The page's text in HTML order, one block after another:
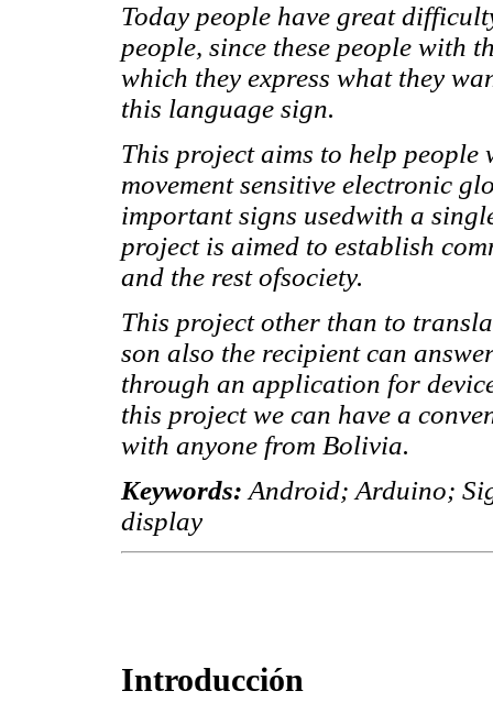
Today people have great
people, since these people with
which they express what they
this language sign.
This project aims to help
movement sensitive electronic
important signs usedwith a
project is aimed to establish
and the rest ofsociety.
This project other than to
son also the recipient can
through an application for
this project we can have a
with anyone from Bolivia.
Keywords: Android; Arduino;
display
Introducción